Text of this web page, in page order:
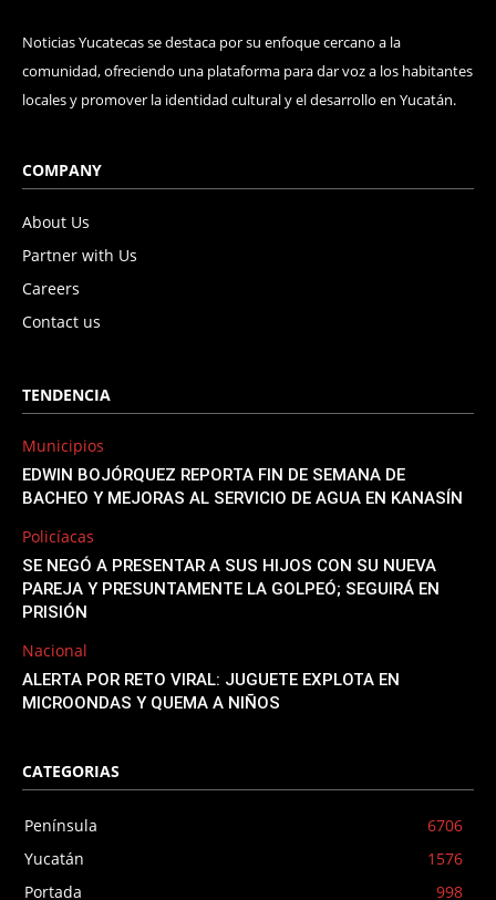
Noticias Yucatecas se destaca por su enfoque cercano a la
comunidad, ofreciendo una plataforma para dar voz a los habitantes
locales y promover la identidad cultural y el desarrollo en Yucatán.
COMPANY
About Us
Partner with Us
Careers
Contact us
TENDENCIA
Municipios
EDWIN BOJÓRQUEZ REPORTA FIN DE SEMANA DE
BACHEO Y MEJORAS AL SERVICIO DE AGUA EN KANASÍN
Policíacas
SE NEGÓ A PRESENTAR A SUS HIJOS CON SU NUEVA
PAREJA Y PRESUNTAMENTE LA GOLPEÓ; SEGUIRÁ EN
PRISIÓN
Nacional
ALERTA POR RETO VIRAL: JUGUETE EXPLOTA EN
MICROONDAS Y QUEMA A NIÑOS
CATEGORIAS
Península
6706
Yucatán
1576
Portada
998